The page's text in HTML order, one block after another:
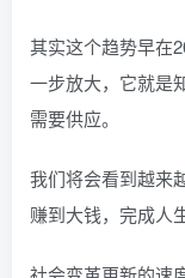
其实这个趋势早在
一步放大，它就是
需要供应。
我们将会看到越来
赚到大钱，完成人